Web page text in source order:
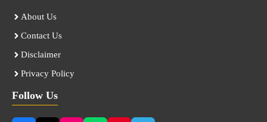
About Us
Contact Us
Disclaimer
Privacy Policy
Follow Us